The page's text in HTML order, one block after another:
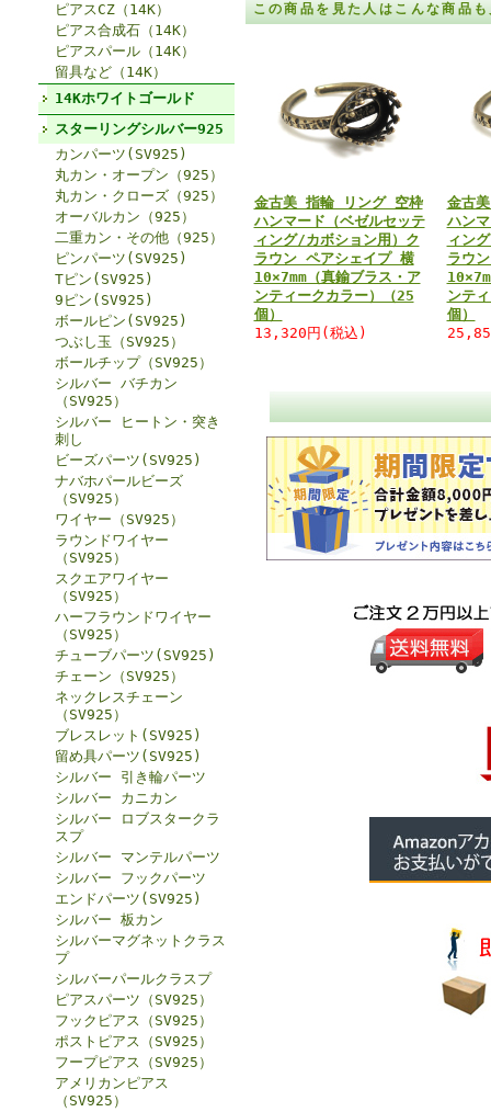
ピアスCZ（14K）
ピアス合成石（14K）
ピアスパール（14K）
留具など（14K）
14Kホワイトゴールド
スターリングシルバー925
カンパーツ(SV925)
丸カン・オープン（925）
丸カン・クローズ（925）
オーバルカン（925）
二重カン・その他（925）
ピンパーツ(SV925)
Tピン(SV925)
9ピン(SV925)
ボールピン(SV925)
つぶし玉（SV925）
ボールチップ（SV925）
シルバー バチカン
（SV925）
シルバー ヒートン・突き
刺し
ビーズパーツ(SV925)
ナバホパールビーズ
（SV925）
ワイヤー（SV925）
ラウンドワイヤー
（SV925）
スクエアワイヤー
（SV925）
ハーフラウンドワイヤー
（SV925）
チューブパーツ(SV925)
チェーン（SV925）
ネックレスチェーン
（SV925）
ブレスレット(SV925)
留め具パーツ(SV925)
シルバー 引き輪パーツ
シルバー カニカン
シルバー ロブスタークラ
スプ
シルバー マンテルパーツ
シルバー フックパーツ
エンドパーツ(SV925)
シルバー 板カン
シルバーマグネットクラス
プ
シルバーパールクラスプ
ピアスパーツ（SV925）
フックピアス（SV925）
ポストピアス（SV925）
フープピアス（SV925）
アメリカンピアス
（SV925）
この商品を見た人はこんな商品
金古美 指輪 リング 空枠
ハンマード（ベゼルセッテ
ィング/カボション用）ク
ラウン ペアシェイプ 横
10×7mm（真鍮ブラス・ア
ンティークカラー）（25
個）
13,320円(税込)
金古
ハン
ィン
ラウ
ンテ
個）